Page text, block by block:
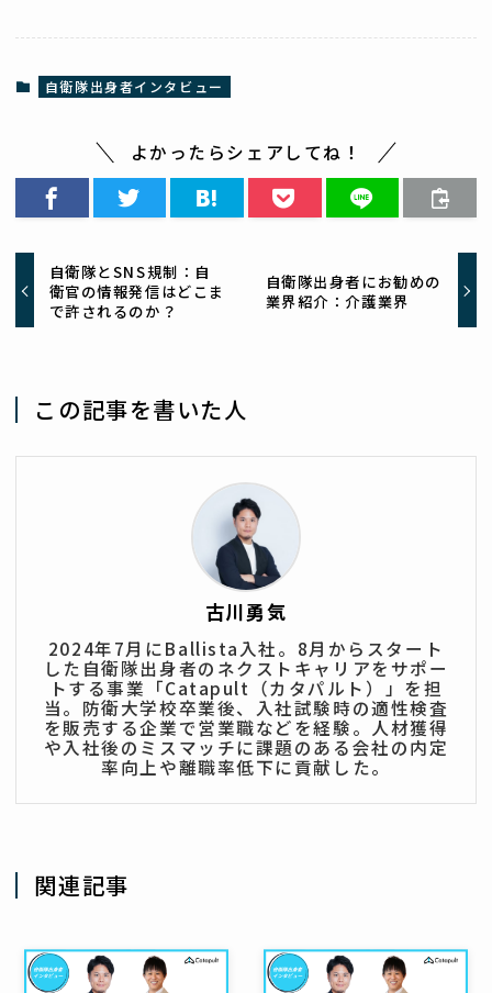
自衛隊出身者インタビュー
よかったらシェアしてね！
自衛隊とSNS規制：自
衛官の情報発信はどこま
で許されるのか？
自衛隊出身者にお勧めの
業界紹介：介護業界
この記事を書いた人
古川勇気
2024年7月にBallista入社。8月からスタート
した自衛隊出身者のネクストキャリアをサポー
トする事業「Catapult（カタパルト）」を担
当。防衛大学校卒業後、入社試験時の適性検査
を販売する企業で営業職などを経験。人材獲得
や入社後のミスマッチに課題のある会社の内定
率向上や離職率低下に貢献した。
関連記事